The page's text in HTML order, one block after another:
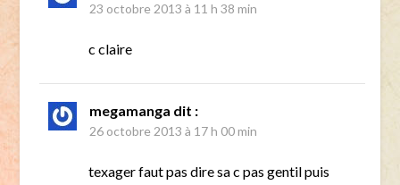
23 octobre 2013 à 11 h 38 min
c claire
megamanga dit :
26 octobre 2013 à 17 h 00 min
texager faut pas dire sa c pas gentil puis